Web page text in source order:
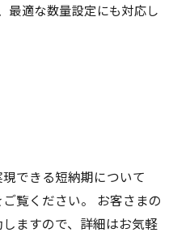
最適な数量設定にも対応し
できる短納期について
覧ください。
お客さまの
ますので、詳細はお気軽